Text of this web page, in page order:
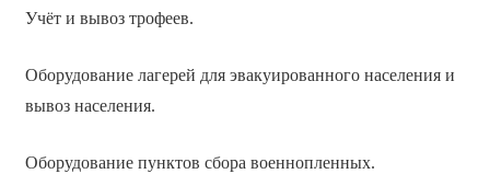
Учёт и вывоз трофеев.
Оборудование лагерей для эвакуированного населения и
вывоз населения.
Оборудование пунктов сбора военнопленных.